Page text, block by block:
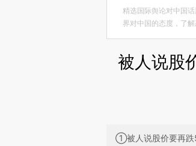
精选国际舆论对中国
界对中国的态度，了解
被人说股
①被人说股价要再跌